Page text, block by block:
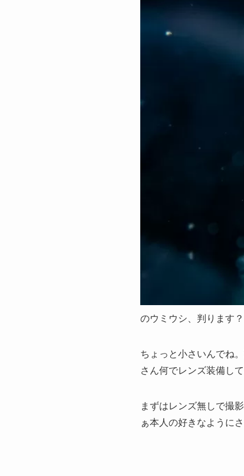
のウミウシ、判ります？
ちょっと小さいんでね
さん何でレンズ装備し
まずはレンズ無しで撮
ぁ本人の好きなように